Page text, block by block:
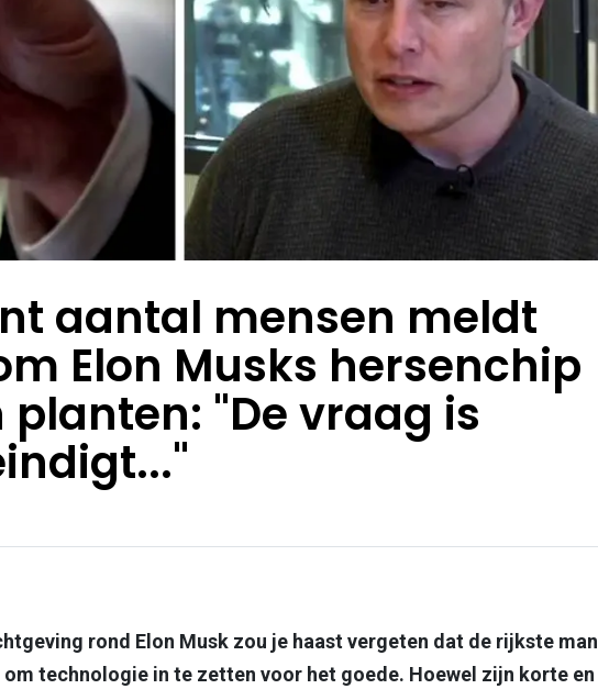
aantal mensen meldt
Elon Musks hersenchip
"De vraag is
link
rond Elon Musk zou je haast vergeten dat de rijkste man
technologie in te zetten voor het goede. Hoewel zijn korte en